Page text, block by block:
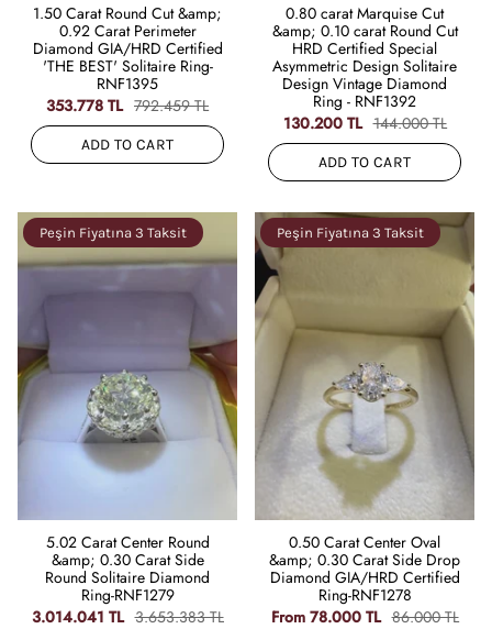
1.50 Carat Round Cut &amp;
0.92 Carat Perimeter
Diamond GIA/HRD Certified
'THE BEST' Solitaire Ring-
RNF1395
353.778 TL 792.459 TL
ADD TO CART
0.80 carat Marquise Cut
&amp; 0.10 carat Round Cut
HRD Certified Special
Asymmetric Design Solitaire
Design Vintage Diamond
Ring - RNF1392
130.200 TL 144.000 TL
ADD TO CART
Peşin Fiyatına 3 Taksit
5.02 Carat Center Round
&amp; 0.30 Carat Side
Round Solitaire Diamond
Ring-RNF1279
3.014.041 TL 3.653.383 TL
Peşin Fiyatına 3 Taksit
0.50 Carat Center Oval
&amp; 0.30 Carat Side Drop
Diamond GIA/HRD Certified
Ring-RNF1278
From78.000 TL 86.000 TL